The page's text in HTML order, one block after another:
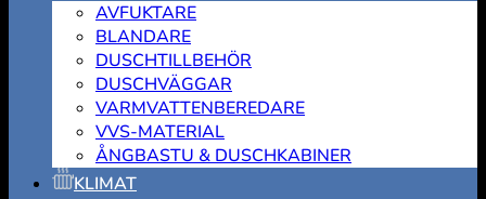
AVFUKTARE
BLANDARE
DUSCHTILLBEHÖR
DUSCHVÄGGAR
VARMVATTENBEREDARE
VVS-MATERIAL
ÅNGBASTU & DUSCHKABINER
KLIMAT